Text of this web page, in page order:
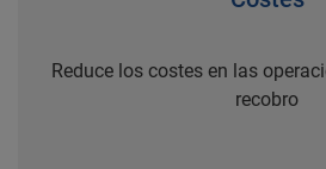
Reduce los costes en las
recobro